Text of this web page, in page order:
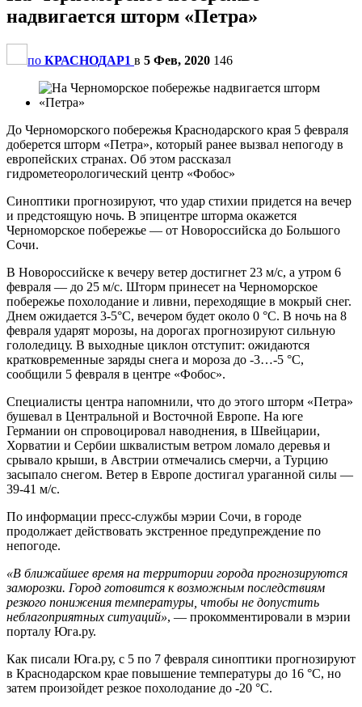
надвигается шторм «Петра»
по КРАСНОДАР1 в 5 Фев, 2020 146
До Черноморского побережья Краснодарского края 5 февраля
доберется шторм «Петра», который ранее вызвал непогоду в
европейских странах. Об этом рассказал
гидрометеорологический центр «Фобос»
Синоптики прогнозируют, что удар стихии придется на вечер
и предстоящую ночь. В эпицентре шторма окажется
Черноморское побережье — от Новороссийска до Большого
Сочи.
В Новороссийске к вечеру ветер достигнет 23 м/с, а утром 6
февраля — до 25 м/с. Шторм принесет на Черноморское
побережье похолодание и ливни, переходящие в мокрый снег.
Днем ожидается 3-5°С, вечером будет около 0 °С. В ночь на 8
февраля ударят морозы, на дорогах прогнозируют сильную
гололедицу. В выходные циклон отступит: ожидаются
кратковременные заряды снега и мороза до -3…-5 °С,
сообщили 5 февраля в центре «Фобос».
Специалисты центра напомнили, что до этого шторм «Петра»
бушевал в Центральной и Восточной Европе. На юге
Германии он спровоцировал наводнения, в Швейцарии,
Хорватии и Сербии шквалистым ветром ломало деревья и
срывало крыши, в Австрии отмечались смерчи, а Турцию
засыпало снегом. Ветер в Европе достигал ураганной силы —
39-41 м/с.
По информации пресс-службы мэрии Сочи, в городе
продолжает действовать экстренное предупреждение по
непогоде.
«В ближайшее время на территории города прогнозируются
заморозки. Город готовится к возможным последствиям
резкого понижения температуры, чтобы не допустить
неблагоприятных ситуаций», — прокомментировали в мэрии
порталу Юга.ру.
Как писали Юга.ру, с 5 по 7 февраля синоптики прогнозируют
в Краснодарском крае повышение температуры до 16 °С, но
затем произойдет резкое похолодание до -20 °С.